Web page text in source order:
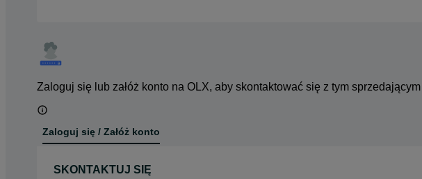
Zaloguj się lub załóż konto na OLX, aby skontaktować się z tym sprzedającym
Zaloguj się / Załóż konto
SKONTAKTUJ SIĘ